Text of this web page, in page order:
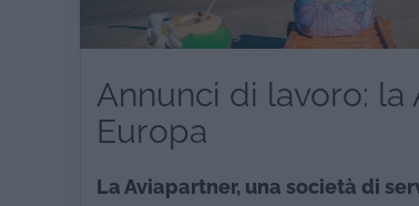
Annunci di lavoro:
Europa
La Aviapartner, una società di